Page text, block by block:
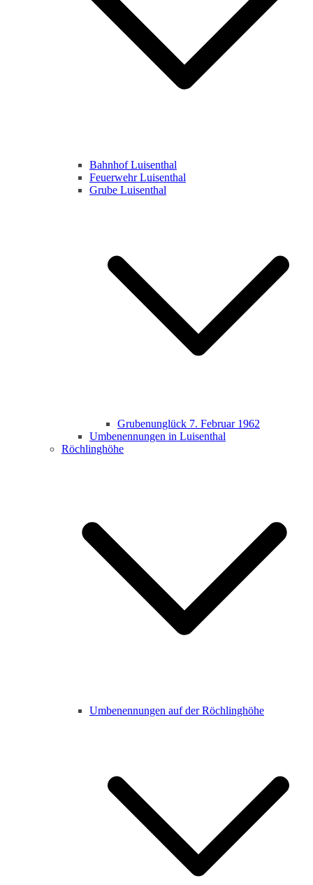
Bahnhof Luisenthal
Feuerwehr Luisenthal
Grube Luisenthal
Grubenunglück 7. Februar 1962
Umbenennungen in Luisenthal
Röchlinghöhe
Umbenennungen auf der Röchlinghöhe